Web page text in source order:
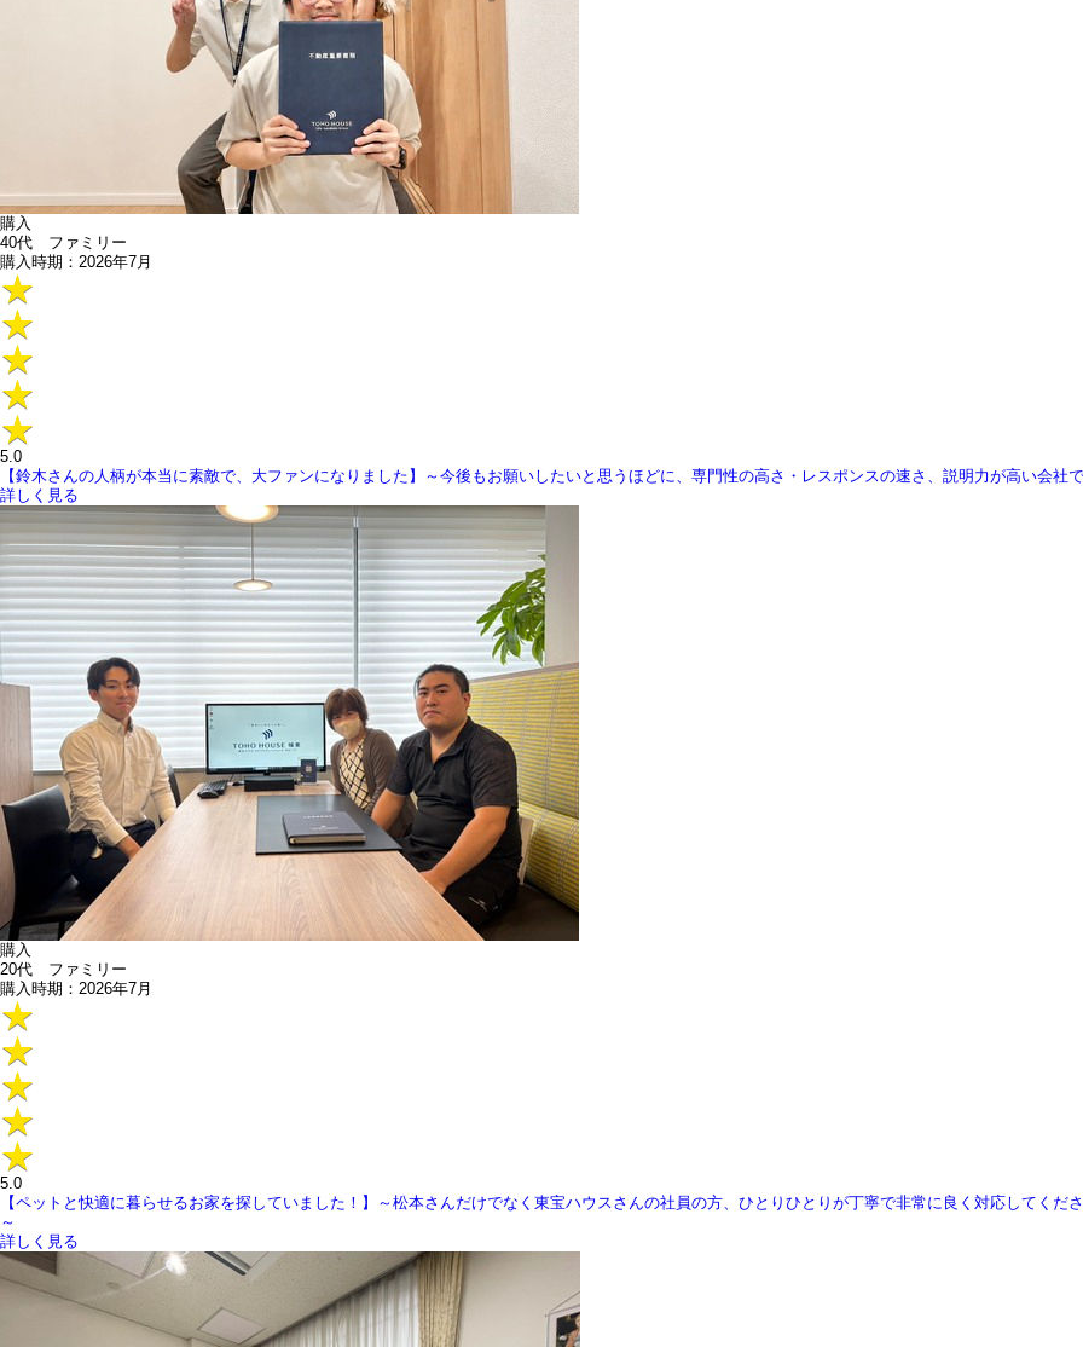
購入
40代 ファミリー
購入時期：2026年7月
5.0
【鈴木さんの人柄が本当に素敵で、大ファンになりました】～今後もお願いしたいと思うほどに、専門性の高さ・レスポンスの速さ、説明力が高い会社
詳しく見る
購入
20代 ファミリー
購入時期：2026年7月
5.0
【ペットと快適に暮らせるお家を探していました！】～松本さんだけでなく東宝ハウスさんの社員の方、ひとりひとりが丁寧で非常に良く対応してく
～
詳しく見る